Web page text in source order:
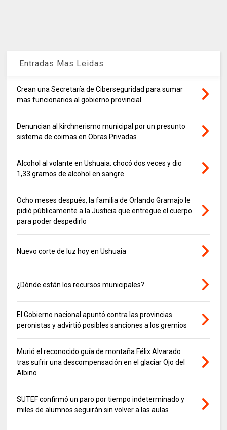
Entradas Mas Leidas
Crean una Secretaría de Ciberseguridad para sumar
mas funcionarios al gobierno provincial
Denuncian al kirchnerismo municipal por un presunto
sistema de coimas en Obras Privadas
Alcohol al volante en Ushuaia: chocó dos veces y dio
1,33 gramos de alcohol en sangre
Ocho meses después, la familia de Orlando Gramajo le
pidió públicamente a la Justicia que entregue el cuerpo
para poder despedirlo
Nuevo corte de luz hoy en Ushuaia
¿Dónde están los recursos municipales?
El Gobierno nacional apuntó contra las provincias
peronistas y advirtió posibles sanciones a los gremios
Murió el reconocido guía de montaña Félix Alvarado
tras sufrir una descompensación en el glaciar Ojo del
Albino
SUTEF confirmó un paro por tiempo indeterminado y
miles de alumnos seguirán sin volver a las aulas